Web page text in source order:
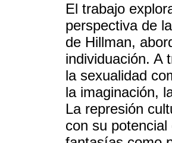
El trabajo
perspectiva de
de Hillman,
individuación. A
la sexualidad
la imaginación,
La represión
con su